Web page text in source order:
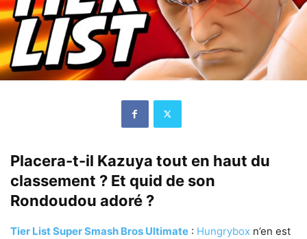
Placera-t-il Kazuya tout en haut du
classement ? Et quid de son
Rondoudou adoré ?
Tier List Super Smash Bros Ultimate : Hungrybox n’en est